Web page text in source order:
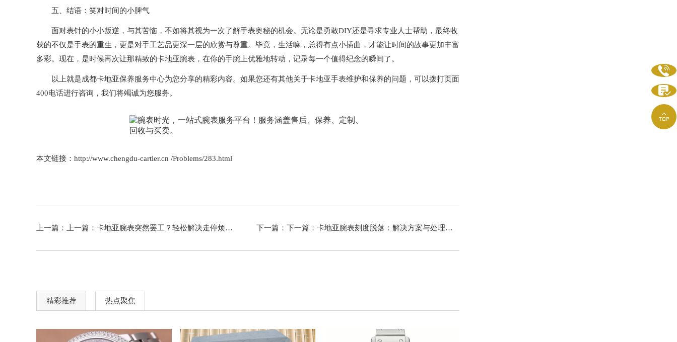
五、结语：笑对时间的小脾气
面对表针的小小叛逆，与其苦恼，不如将其视为一次了解手表奥秘的机会。无论是勇敢DIY还是寻求专业人士帮助，最终收
获的不仅是手表的重生，更是对手工艺品更深一层的欣赏与尊重。毕竟，生活嘛，总得有点小插曲，才能让时间的故事更加丰富
多彩。现在，是时候再次让那精致的卡地亚腕表，在你的手腕上优雅地转动，记录每一个值得纪念的瞬间了。
以上就是成都卡地亚保养服务中心为您分享的精彩内容。如果您还有其他关于卡地亚手表维护和保养的问题，可以拨打页面
400电话进行咨询，我们将竭诚为您服务。
本文链接：http://www.chengdu-cartier.cn /Problems/283.html
上一篇：上一篇： 卡地亚腕表突然罢工？轻松解决走停烦恼！ 下一篇：下一篇： 卡地亚腕表刻度脱落：解决方案与处理方法
精彩推荐 热点聚焦


